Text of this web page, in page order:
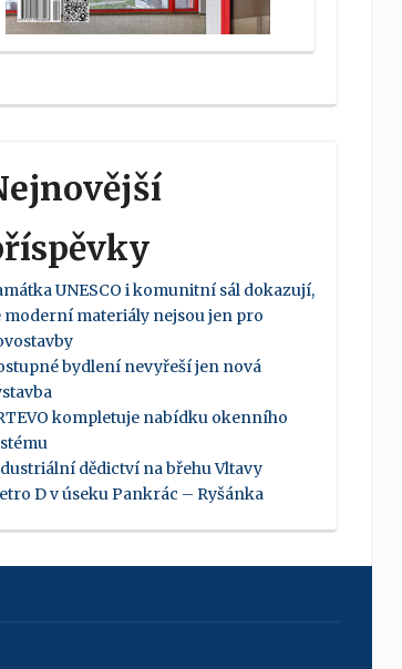
UNESCO i komunitní sál dokazují,
moderní materiály nejsou jen pro
bydlení nevyřeší jen nová
kompletuje nabídku okenního
dědictví na břehu Vltavy
D v úseku Pankrác – Ryšánka